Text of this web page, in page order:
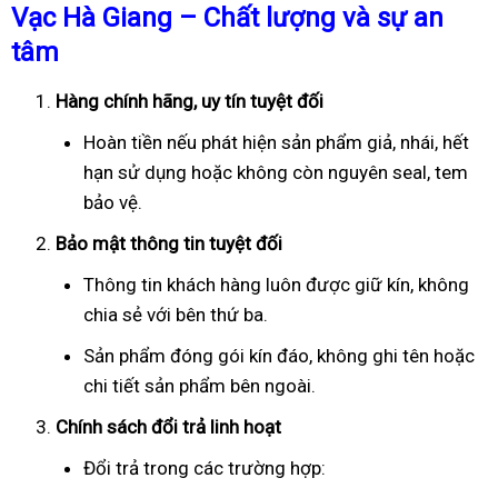
Vạc Hà Giang – Chất lượng và sự an
tâm
Hàng chính hãng, uy tín tuyệt đối
Hoàn tiền nếu phát hiện sản phẩm giả, nhái, hết
hạn sử dụng hoặc không còn nguyên seal, tem
bảo vệ.
Bảo mật thông tin tuyệt đối
Thông tin khách hàng luôn được giữ kín, không
chia sẻ với bên thứ ba.
Sản phẩm đóng gói kín đáo, không ghi tên hoặc
chi tiết sản phẩm bên ngoài.
Chính sách đổi trả linh hoạt
Đổi trả trong các trường hợp: